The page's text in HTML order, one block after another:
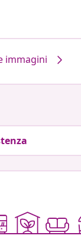
immagini